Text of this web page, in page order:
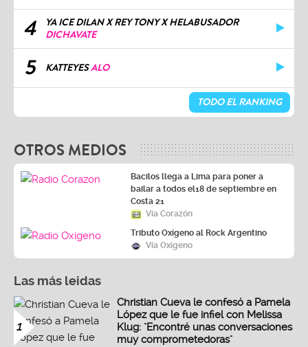
4
YA ICE DILAN X REY TONY X HELABUSADOR
DICHAVATE
5 KATTEYESALO
TODO EL RANKING
OTROS MEDIOS
Bacilos llega a Lima para poner a
bailar a todos el18 de septiembre en
Costa 21
Vía Corazón
Tributo Oxígeno al Rock Argentino
Vía Oxígeno
Las más leidas
1
Christian Cueva le confesó a Pamela
López que le fue infiel con Melissa
Klug: "Encontré unas conversaciones
muy comprometedoras"